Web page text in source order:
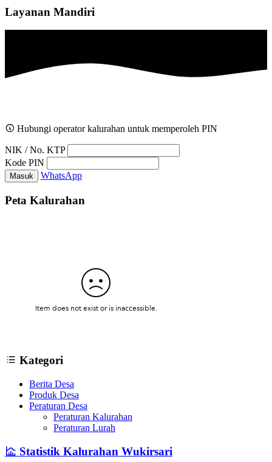
Layanan Mandiri
Hubungi operator kalurahan untuk memperoleh PIN
NIK / No. KTP
Kode PIN
Masuk WhatsApp
Peta Kalurahan
Kategori
Berita Desa
Produk Desa
Peraturan Desa
Peraturan Kalurahan
Peraturan Lurah
Statistik Kalurahan Wukirsari